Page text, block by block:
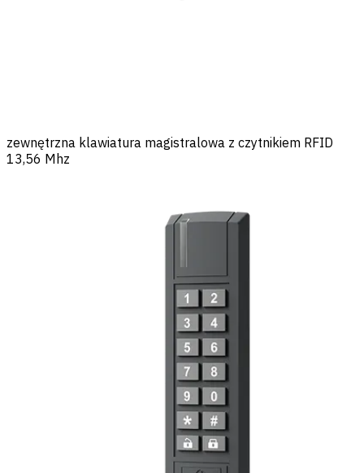
zewnętrzna klawiatura magistralowa z czytnikiem RFID
13,56 Mhz